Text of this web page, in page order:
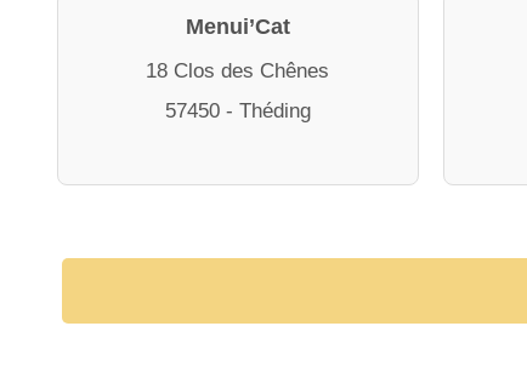
Menui’Cat
18 Clos des Chênes
57450 - Théding